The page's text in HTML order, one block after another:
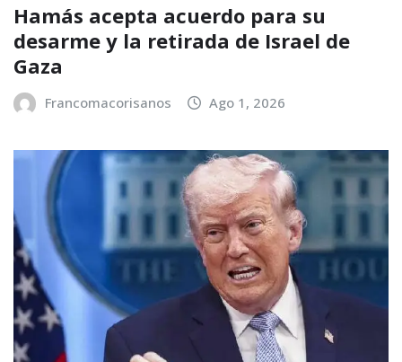
Hamás acepta acuerdo para su
desarme y la retirada de Israel de
Gaza
Francomacorisanos Ago 1, 2026